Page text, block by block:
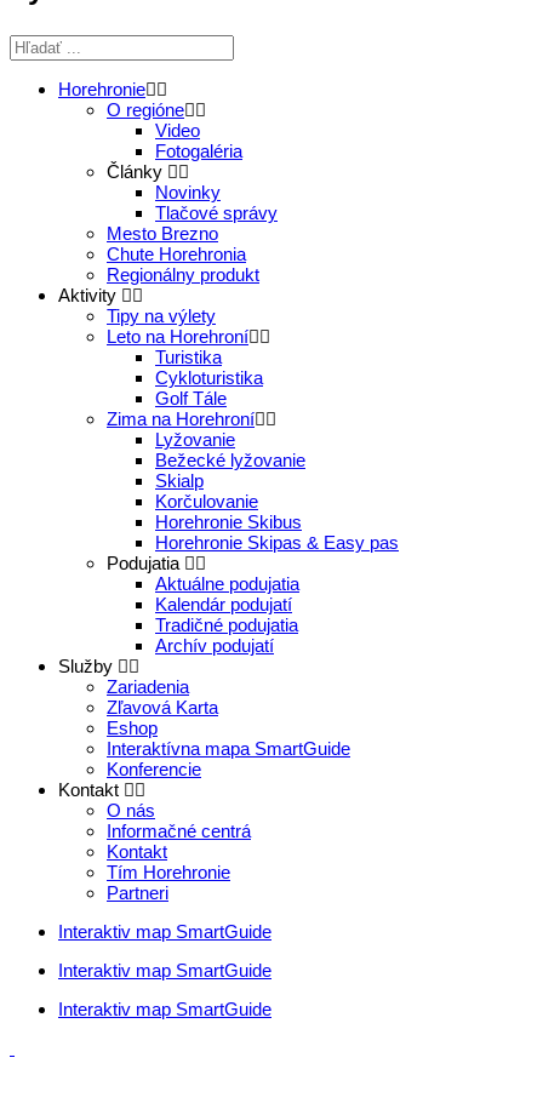
Horehronie
O regióne
Video
Fotogaléria
Články
Novinky
Tlačové správy
Mesto Brezno
Chute Horehronia
Regionálny produkt
Aktivity
Tipy na výlety
Leto na Horehroní
Turistika
Cykloturistika
Golf Tále
Zima na Horehroní
Lyžovanie
Bežecké lyžovanie
Skialp
Korčulovanie
Horehronie Skibus
Horehronie Skipas & Easy pas
Podujatia
Aktuálne podujatia
Kalendár podujatí
Tradičné podujatia
Archív podujatí
Služby
Zariadenia
Zľavová Karta
Eshop
Interaktívna mapa SmartGuide
Konferencie
Kontakt
O nás
Informačné centrá
Kontakt
Tím Horehronie
Partneri
Interaktiv map SmartGuide
Interaktiv map SmartGuide
Interaktiv map SmartGuide